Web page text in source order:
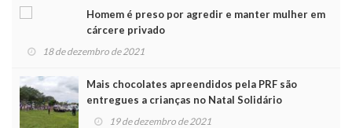
Homem é preso por agredir e manter mulher em
cárcere privado
18 de dezembro de 2021
Mais chocolates apreendidos pela PRF são
entregues a crianças no Natal Solidário
19 de dezembro de 2021